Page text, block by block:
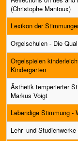
(Christophe Mantoux)
Lexikon der
Orgelschulen - Die
Orgelspielen
Kindergarten
Ästhetik temperierter
Markus Voigt
Lebendige Stimmung -
Lehr- und